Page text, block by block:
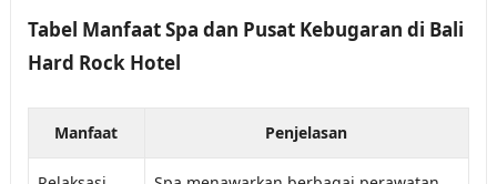
Tabel Manfaat Spa dan Pusat Kebugaran di Bali
Hard Rock Hotel
Manfaat Penjelasan